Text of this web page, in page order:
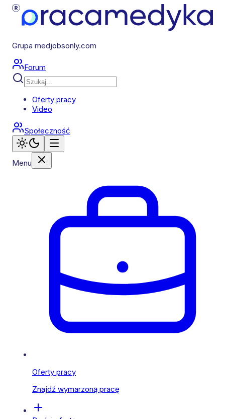
Grupa medjobsonly.com
Forum
Oferty pracy
Video
Społeczność
Menu
Oferty pracy
Znajdź wymarzoną pracę